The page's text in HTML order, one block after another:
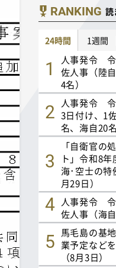
RANKING 読
24時間 1週間
人事発令
佐人事（陸
4名）
人事発令 令
3日付け、1
名、海自20
「自衛官の
ト」令和8
海･空士の特
月29日）
人事発令
佐人事（海自
馬毛島の基
業予定など
（8月3日）